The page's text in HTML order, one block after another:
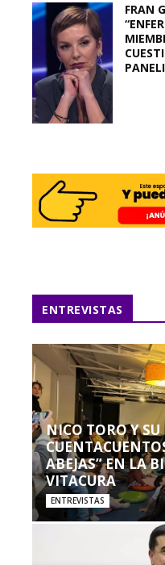
FRAN
ENTREVISTAS
NICO TORO Y
ABEJAS” EN LA
VITACURA
ENTREVISTAS